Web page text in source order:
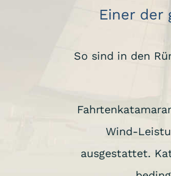
Einer der
So sind in den
Wind-
ausgestattet.